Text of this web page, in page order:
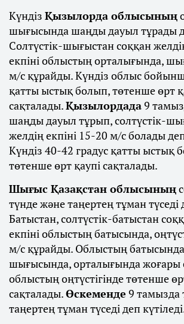
Күндіз Қызылорда облысының
шығысында шаңды дауыл тұрады
Солтүстік-шығыстан соққан
екпіні облыстың орталығында,
м/с құрайды. Күндіз облыс
қатты ыстық болып, төтенше өрт
сақталады.Қызылордада9
шаңды дауыл тұрып, солтүстік-
желдің екпіні 15-20 м/с болады деп
Күндіз 40-42 градус қатты ыстық
төтенше өрт қаупі сақталады.
Шығыс Қазақстан облысының
түнде және таңертең тұман түседі
Батыстан, солтүстік-батыстан
екпіні облыстың батысында,
м/с құрайды. Облыстың
шығысында, орталығында жоғары
облыстың оңтүстігінде төтенше
сақталады.Өскеменде 9 тамызда
таңертең тұман түседі деп